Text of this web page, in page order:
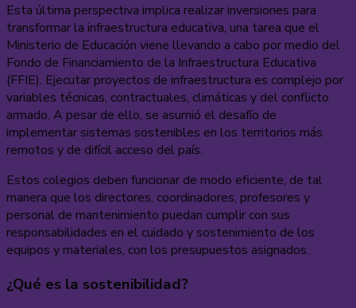
Esta última perspectiva implica realizar inversiones para
transformar la infraestructura educativa, una tarea que el
Ministerio de Educación viene llevando a cabo por medio del
Fondo de Financiamiento de la Infraestructura Educativa
(FFIE). Ejecutar proyectos de infraestructura es complejo por
variables técnicas, contractuales, climáticas y del conflicto
armado. A pesar de ello, se asumió el desafío de
implementar sistemas sostenibles en los territorios más
remotos y de difícil acceso del país.
Estos colegios deben funcionar de modo eficiente, de tal
manera que los directores, coordinadores, profesores y
personal de mantenimiento puedan cumplir con sus
responsabilidades en el cuidado y sostenimiento de los
equipos y materiales, con los presupuestos asignados.
¿Qué es la sostenibilidad?